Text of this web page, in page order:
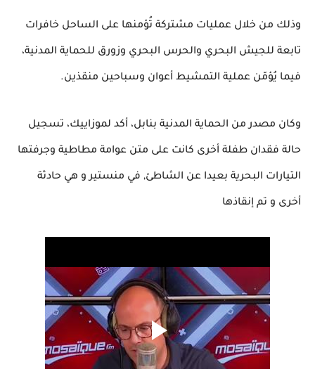
وذلك من خلال عمليات مشتركة تُؤمنها على الساحل خافرات
تابعة للجيش البحري والحرس البحري وزورق للحماية المدنية،
فيما يُؤمّن عملية التمشيط أعوان وسباحين منقذين.
وكان مصدر من الحماية المدنية بنابل، أكد لموزاييك، تسجيل
حالة فقدان طفلة أخرى كانت على متن عوامة مطاطية وجرفتها
التيارات البحرية بعيدا عن الشاطئ, في منستير و هي حادثة
أخرى و تم إنقاذها